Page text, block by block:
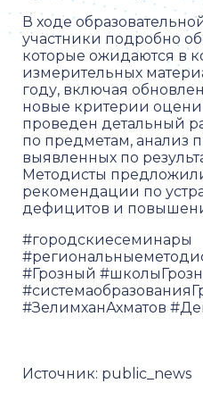
В ходе
участники подробно
которые ожидаются в
измерительных
году, включая
новые критерии
проведен детальный
по предметам, анализ
выявленных по
Методисты
рекомендации по
дефицитов и
#городскиесеминары
#Грозный
#ЗелимханАхматов
Источник: public_news